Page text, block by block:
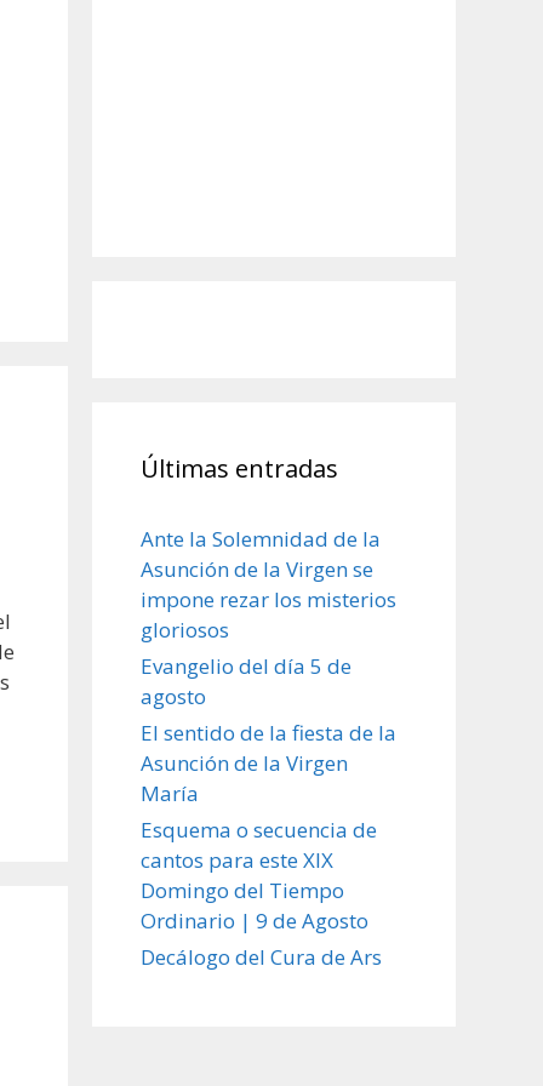
Últimas entradas
Ante la Solemnidad de la
Asunción de la Virgen se
impone rezar los misterios
gloriosos
Evangelio del día 5 de
agosto
El sentido de la fiesta de la
Asunción de la Virgen
María
Esquema o secuencia de
cantos para este XIX
Domingo del Tiempo
Ordinario | 9 de Agosto
Decálogo del Cura de Ars